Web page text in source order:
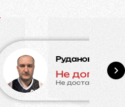
Руданов Игорь
Не допущен
Не достаточно игр